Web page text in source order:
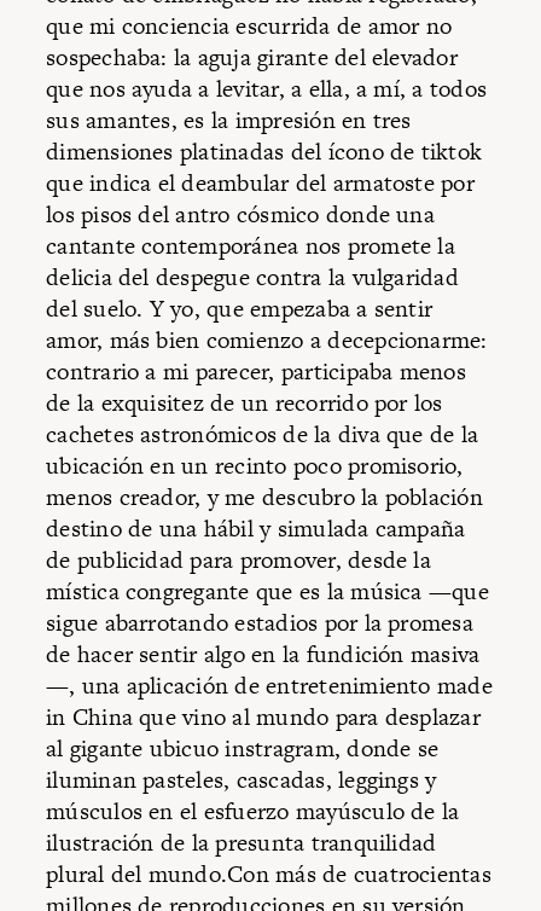
que mi conciencia escurrida de amor no
sospechaba: la aguja girante del elevador
que nos ayuda a levitar, a ella, a mí, a todos
sus amantes, es la impresión en tres
dimensiones platinadas del ícono de tiktok
que indica el deambular del armatoste por
los pisos del antro cósmico donde una
cantante contemporánea nos promete la
delicia del despegue contra la vulgaridad
del suelo. Y yo, que empezaba a sentir
amor, más bien comienzo a decepcionarme:
contrario a mi parecer, participaba menos
de la exquisitez de un recorrido por los
cachetes astronómicos de la diva que de la
ubicación en un recinto poco promisorio,
menos creador, y me descubro la población
destino de una hábil y simulada campaña
de publicidad para promover, desde la
mística congregante que es la música —que
sigue abarrotando estadios por la promesa
de hacer sentir algo en la fundición masiva
—, una aplicación de entretenimiento made
in China que vino al mundo para desplazar
al gigante ubicuo instragram, donde se
iluminan pasteles, cascadas, leggings y
músculos en el esfuerzo mayúsculo de la
ilustración de la presunta tranquilidad
plural del mundo.Con más de cuatrocientas